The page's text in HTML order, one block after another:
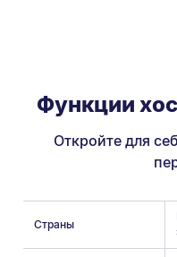
Функции
Откройте для
Страны